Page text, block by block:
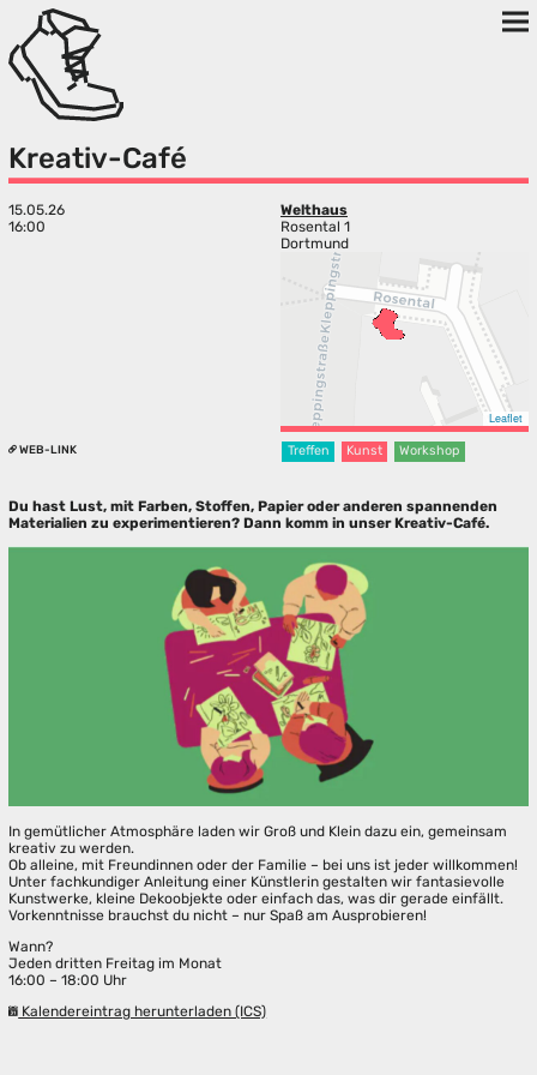
Kreativ-Café
15.05.26
16:00
Welthaus
Rosental 1
Dortmund
Leaflet
WEB-LINK Treffen Kunst Workshop
Du hast Lust, mit Farben, Stoffen, Papier oder anderen spannenden
Materialien zu experimentieren? Dann komm in unser Kreativ-Café.
In gemütlicher Atmosphäre laden wir Groß und Klein dazu ein, gemeinsam
kreativ zu werden.
Ob alleine, mit Freundinnen oder der Familie – bei uns ist jeder willkommen!
Unter fachkundiger Anleitung einer Künstlerin gestalten wir fantasievolle
Kunstwerke, kleine Dekoobjekte oder einfach das, was dir gerade einfällt.
Vorkenntnisse brauchst du nicht – nur Spaß am Ausprobieren!
Wann?
Jeden dritten Freitag im Monat
16:00 – 18:00 Uhr
Kalendereintrag herunterladen (ICS)